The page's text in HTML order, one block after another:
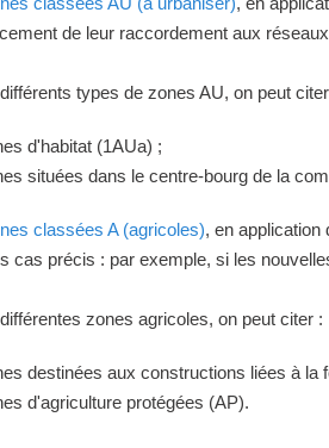
de leur raccordement aux
types de zones AU, on peut
d'habitat (1AUa) ;
situées dans le centre-bourg de la
classées A (agricoles), en
cas précis : par exemple, si les
zones agricoles, on peut citer :
destinées aux constructions liées à la
d'agriculture protégées (AP).